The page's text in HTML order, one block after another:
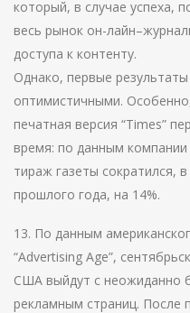
который, в случае успеха,
весь рынок он-
доступа к контенту.
Однако, первые
оптимистичными.
печатная версия “Times”
время: по данным компании
тираж газеты сократился,
прошлого года, на 14%.
13. По данным
“Advertising Age”,
США выйдут с неожиданно
рекламным страниц. После